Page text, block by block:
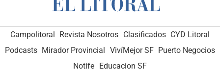
Campolitoral Revista Nosotros Clasificados CYD Litoral
Podcasts Mirador Provincial VivíMejor SF Puerto Negocios
Notife
Educacion SF